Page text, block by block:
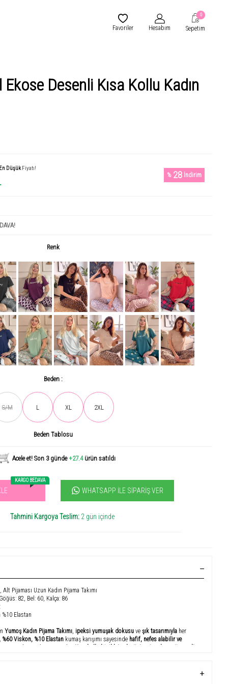
Favoriler Hesabım
0
Sepetim
Desenli Kısa Kollu Kadın
En DüşükFiyatı!
%28 İndirim
Renk
Beden :
S/M L XL 2XL
Beden Tablosu
Son gün içerisinde730 kişi tarafından incelendi!
Acele et! Son 3 günde+27.4 ürün satıldı
ürün! 11.3B kişi favoriledi!+1274ürün satıldı
KARGO BEDAVA
WHATSAPP İLE SIPARIŞ VER
Tahmini Kargoya Teslim: 2 gün içinde
Pijaması Uzun Kadın Pijama Takımı
82, Bel: 60, Kalça: 86
Elastan
Yumoş Kadın Pijama Takımı, ipeksi yumuşak dokusu ve şık tasarımıyla her
%60 Viskon, %10 Elastan kumaş karışımı sayesinde hafif, nefes alabilir ve
bir his bırakırken,